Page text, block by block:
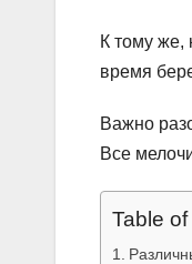
К тому же,
время
Важно
Все
Table